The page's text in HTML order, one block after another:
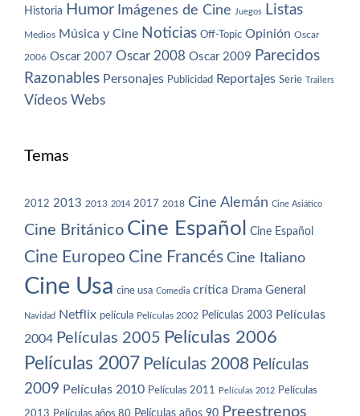
Historia Humor Imágenes de Cine Juegos Listas
Medios Música y Cine Noticias Off-Topic Opinión Oscar
2006 Oscar 2007 Oscar 2008 Oscar 2009 Parecidos
Razonables Personajes Publicidad Reportajes Serie Trailers
Vídeos Webs
Temas
2012 2013 2013 2014 2017 2018 Cine Alemán Cine Asiático
Cine Británico Cine Español Cine Español
Cine Europeo Cine Francés Cine Italiano
Cine Usa cine usa Comedia crítica Drama General
Navidad Netflix película Películas 2002 Películas 2003 Películas
2004 Películas 2005 Películas 2006
Películas 2007 Películas 2008 Películas
2009 Películas 2010 Películas 2011 Películas 2012 Películas
2013 Películas años 80 Películas años 90 Preestrenos